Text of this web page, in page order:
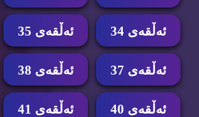
ئه‌ڵقه‌ی 34 ئه‌ڵقه‌ی 35
ئه‌ڵقه‌ی 37 ئه‌ڵقه‌ی 38
ئه‌ڵقه‌ی 40 ئه‌ڵقه‌ی 41